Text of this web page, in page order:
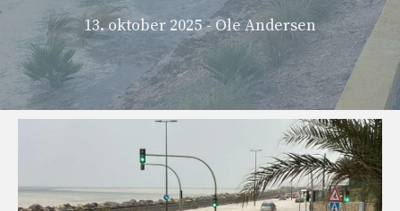
13. oktober 2025 - Ole Andersen